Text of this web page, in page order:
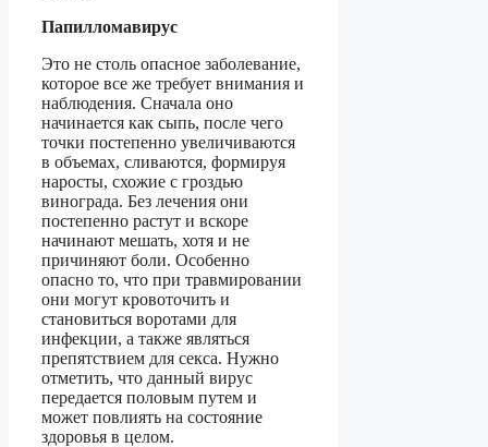
Папилломавирус
Это не столь опасное заболевание,
которое все же требует внимания и
наблюдения. Сначала оно
начинается как сыпь, после чего
точки постепенно увеличиваются
в объемах, сливаются, формируя
наросты, схожие с гроздью
винограда. Без лечения они
постепенно растут и вскоре
начинают мешать, хотя и не
причиняют боли. Особенно
опасно то, что при травмировании
они могут кровоточить и
становиться воротами для
инфекции, а также являться
препятствием для секса. Нужно
отметить, что данный вирус
передается половым путем и
может повлиять на состояние
здоровья в целом.